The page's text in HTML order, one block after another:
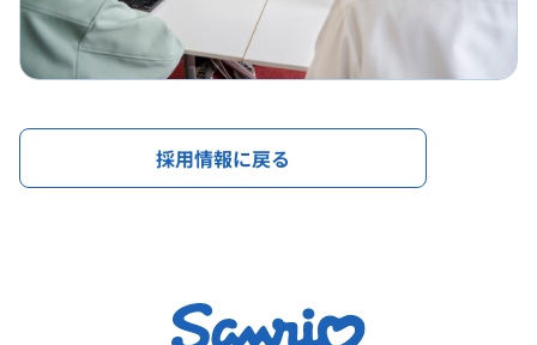
採用情報に戻る